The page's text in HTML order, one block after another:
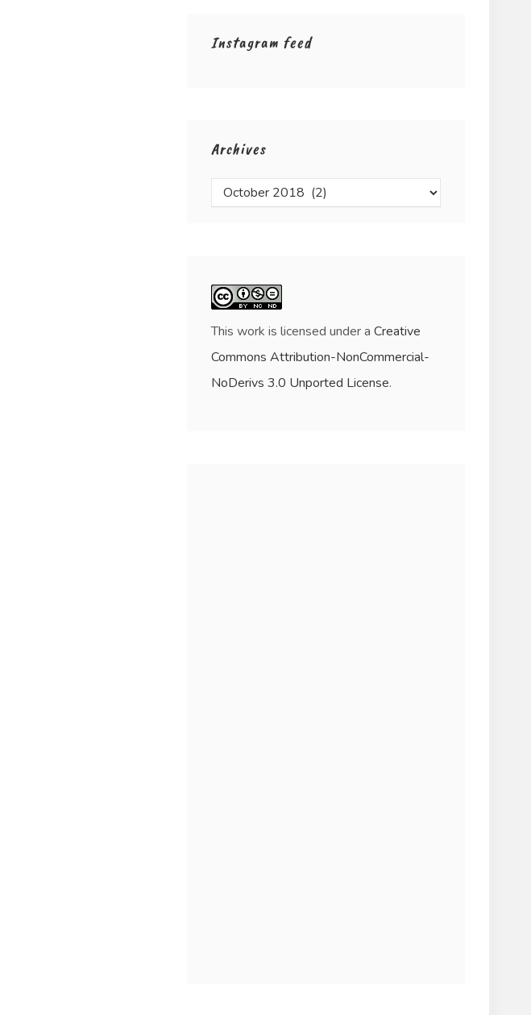
Instagram feed
Archives
This work is licensed under a Creative
Commons Attribution-NonCommercial-
NoDerivs 3.0 Unported License.